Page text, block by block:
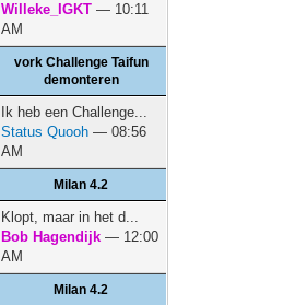
Willeke_IGKT — 10:11
AM
vork Challenge Taifun
demonteren
Ik heb een Challenge...
Status Quooh — 08:56
AM
Milan 4.2
Klopt, maar in het d...
Bob Hagendijk — 12:00
AM
Milan 4.2